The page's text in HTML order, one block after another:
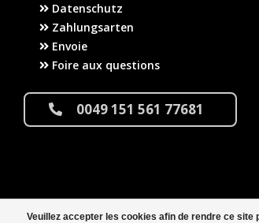
Veuillez accepter les cookies afin de rendre ce site
Datenschutz
Zahlungsarten
Envoie
Foire aux questions
0049 151 561 77681